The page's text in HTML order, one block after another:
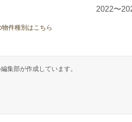
2022〜
物件種別はこちら
集部が作成しています。